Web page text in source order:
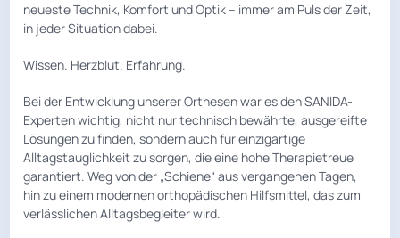
neueste Technik, Komfort und Optik – immer am Puls der Zeit,
in jeder Situation dabei.
Wissen. Herzblut. Erfahrung.
Bei der Entwicklung unserer Orthesen war es den SANIDA-
Experten wichtig, nicht nur technisch bewährte, ausgereifte
Lösungen zu finden, sondern auch für einzigartige
Alltagstauglichkeit zu sorgen, die eine hohe Therapietreue
garantiert. Weg von der „Schiene“ aus vergangenen Tagen,
hin zu einem modernen orthopädischen Hilfsmittel, das zum
verlässlichen Alltagsbegleiter wird.